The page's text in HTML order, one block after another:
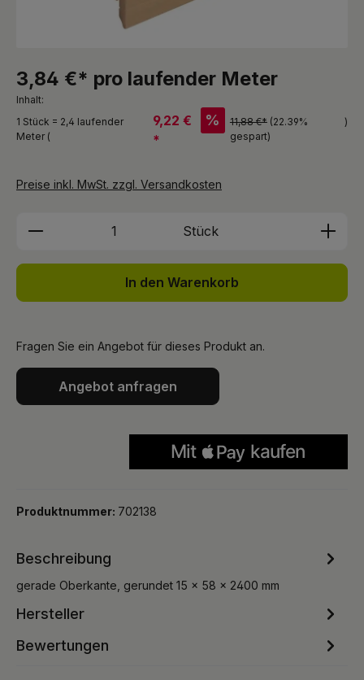
3,84 €* pro laufender Meter
Inhalt:
1 Stück = 2,4 laufender
Meter (
9,22 €
*
% 11,88 €* (22.39%
gespart)
)
Preise inkl. MwSt. zzgl. Versandkosten
Produkt Anzahl: Gib den
Stück
In den Warenkorb
Fragen Sie ein Angebot für dieses Produkt an.
Angebot anfragen
Produktnummer: 702138
Beschreibung
gerade Oberkante, gerundet 15 x 58 x 2400 mm
Hersteller
Bewertungen